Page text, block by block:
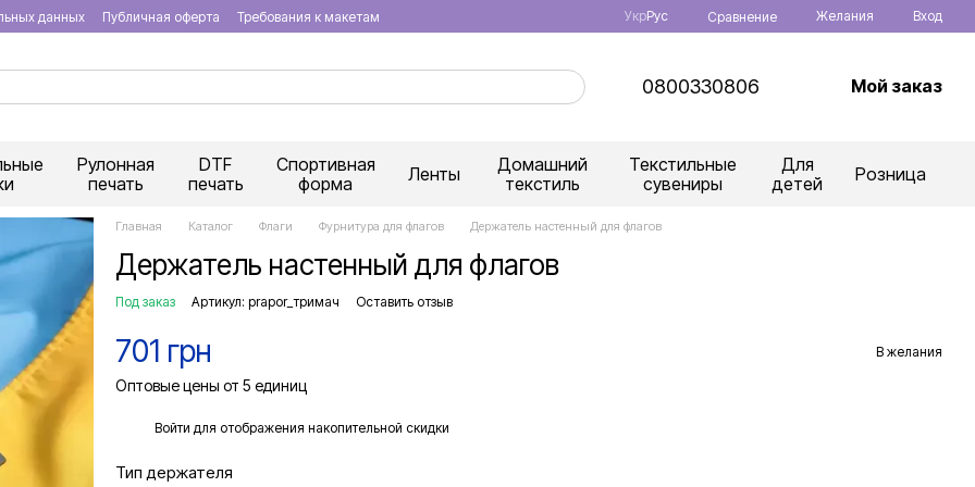
данных Публичная оферта Требования к макетам УкрРус Сравнение Желания Вход
0800330806 Мой заказ
Рулонная
печать
DTF
печать
Спортивная
форма
Ленты
Домашний
текстиль
Текстильные
сувениры
Для
детей
Розница
Главная Каталог Флаги Фурнитура для флагов Держатель настенный для флагов
Держатель настенный для флагов
Под заказ Артикул: prapor_тримач Оставить отзыв
701 грн В желания
Оптовые цены от 5 единиц
Войти для отображения накопительной скидки
Тип держателя